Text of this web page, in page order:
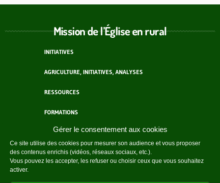
Gérer le consentement aux cookies
Ce site utilise des cookies pour mesurer son audience et vous proposer
des contenus enrichis (vidéos, réseaux sociaux, etc.).
Vous pouvez les accepter, les refuser ou choisir ceux que vous souhaitez
activer.
Mission de l’Église en rural
INITIATIVES
AGRICULTURE, INITIATIVES, ANALYSES
RESSOURCES
FORMATIONS
ACTEURS
AGENDA